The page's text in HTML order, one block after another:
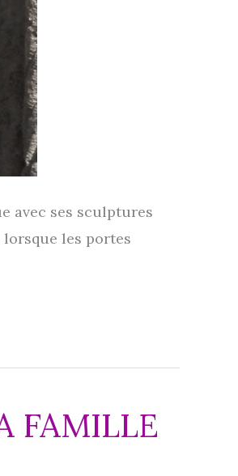
avec ses sculp­tures
lorsque les portes
FAMILLE